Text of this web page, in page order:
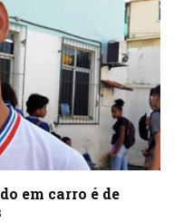
em carro é de